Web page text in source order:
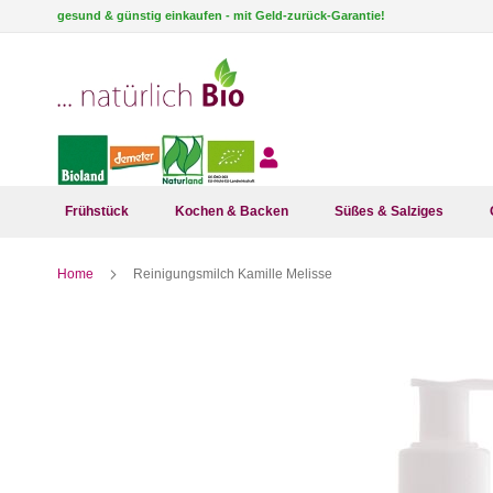
Direkt
gesund & günstig einkaufen - mit Geld-zurück-Garantie!
Frühstück Kochen & Backen Süßes & Salziges
Home Reinigungsmilch Kamille Melisse